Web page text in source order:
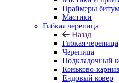
Праймеры
Мастики
Гибкая черепица
Назад
Гибкая черепица
Черепица
Подкладочный
Коньково-
Ендовый ковер